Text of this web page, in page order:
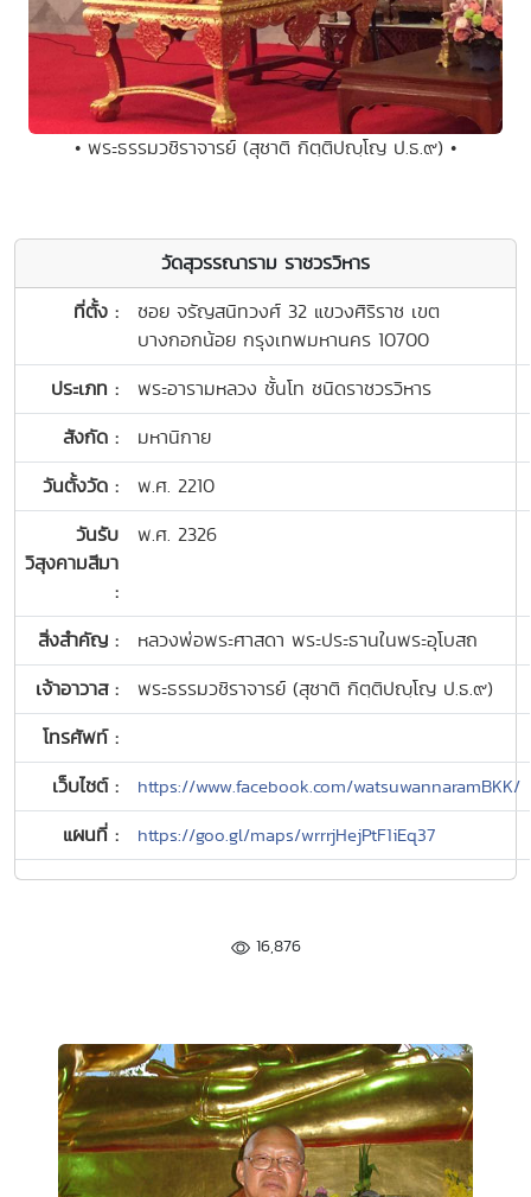
• พระธรรมวชิราจารย์ (สุชาติ กิตฺติปญฺโญ ป.ธ.๙) •
วัดสุวรรณาราม ราชวรวิหาร
ที่ตั้ง :
ซอย จรัญสนิทวงศ์ 32 แขวงศิริราช เขต
บางกอกน้อย กรุงเทพมหานคร 10700
ประเภท :
พระอารามหลวง ชั้นโท ชนิดราชวรวิหาร
สังกัด :
มหานิกาย
วันตั้งวัด :
พ.ศ. 2210
วันรับ
วิสุงคามสีมา
:
พ.ศ. 2326
สิ่งสำคัญ :
หลวงพ่อพระศาสดา พระประธานในพระอุโบสถ
เจ้าอาวาส :
พระธรรมวชิราจารย์ (สุชาติ กิตฺติปญฺโญ ป.ธ.๙)
โทรศัพท์ :
เว็บไซต์ :
https://www.facebook.com/watsuwannaramBKK/
แผนที่ : https://goo.gl/maps/wrrrjHejPtF1iEq37
16,876